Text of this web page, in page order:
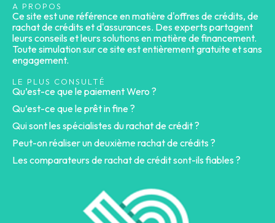
A PROPOS
Ce site est une référence en matière d'offres de crédits, de
rachat de crédits et d'assurances. Des experts partagent
leurs conseils et leurs solutions en matière de financement.
Toute simulation sur ce site est entièrement gratuite et sans
engagement.
LE PLUS CONSULTÉ
Qu’est-ce que le paiement Wero ?
Qu’est-ce que le prêt in fine ?
Qui sont les spécialistes du rachat de crédit ?
Peut-on réaliser un deuxième rachat de crédits ?
Les comparateurs de rachat de crédit sont-ils fiables ?